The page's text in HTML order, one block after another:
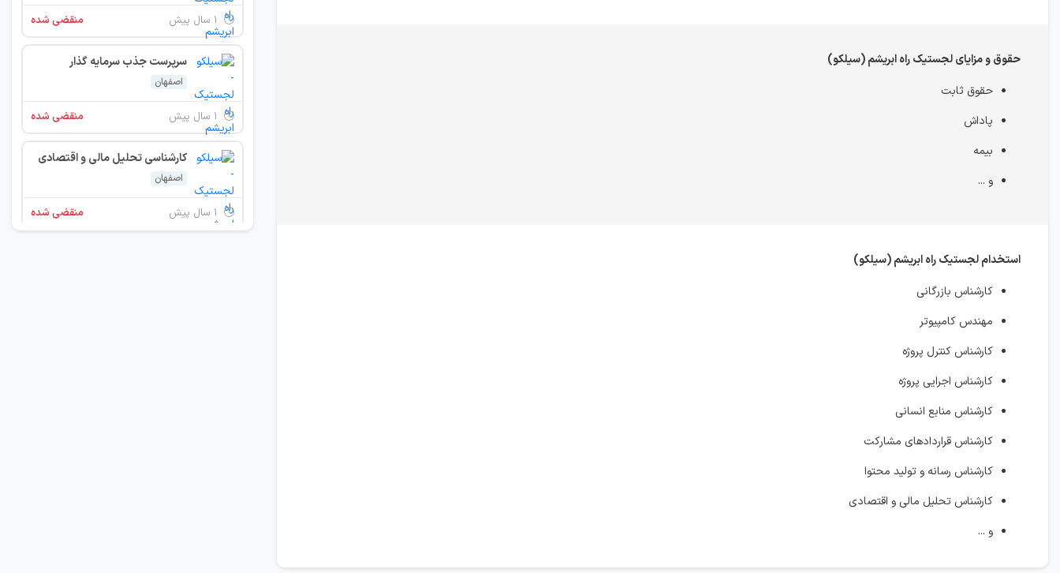
حقوق و مزایای لجستیک راه ابریشم (سيلكو)
حقوق ثابت
پاداش
بیمه
و ...
استخدام لجستیک راه ابریشم (سيلكو)
کارشناس بازرگانی
مهندس کامپیوتر
کارشناس کنترل پروژه
کارشناس اجرایی پروژه
کارشناس منابع انسانی
کارشناس قراردادهای مشارکت
کارشناس رسانه و تولید محتوا
کارشناس تحلیل مالی و اقتصادی
و ...
منقضی شده
سرپرست جذب سرمایه گذار
اصفهان
منقضی شده
کارشناسی تحلیل مالی و اقتصادی
اصفهان
منقضی شده